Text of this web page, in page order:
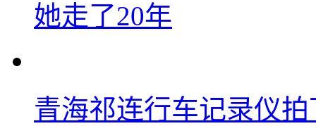
她走了20年
青海祁连行车记录仪